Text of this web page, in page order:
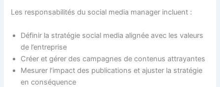
Les responsabilités du social media manager incluent :
Définir la stratégie social media alignée avec les valeurs
de l’entreprise
Créer et gérer des campagnes de contenus attrayantes
Mesurer l’impact des publications et ajuster la stratégie
en conséquence